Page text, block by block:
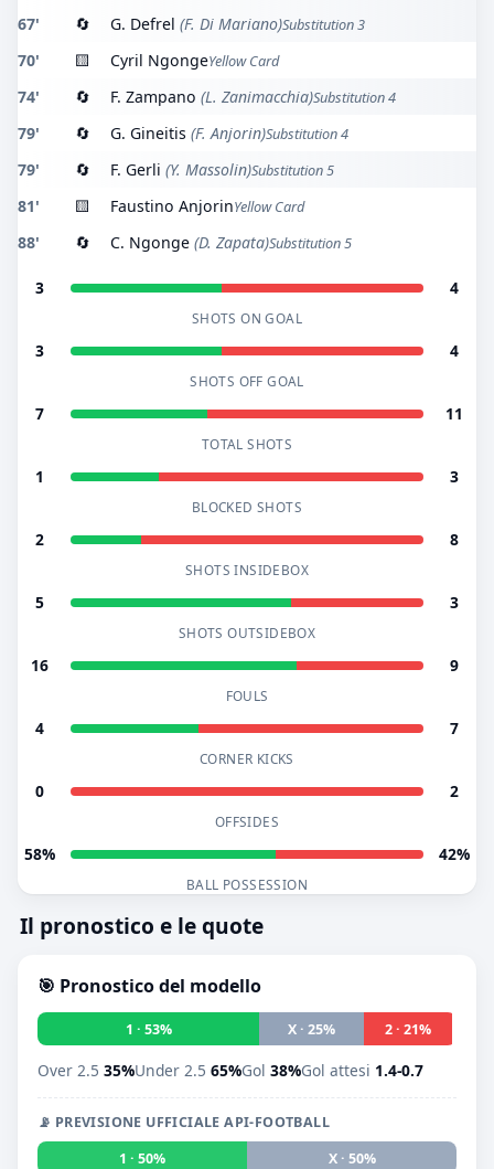
67' 🔄 G. Defrel (F. Di Mariano)Substitution 3
70' 🟨 Cyril NgongeYellow Card
74' 🔄 F. Zampano (L. Zanimacchia)Substitution 4
79' 🔄 G. Gineitis (F. Anjorin)Substitution 4
79' 🔄 F. Gerli (Y. Massolin)Substitution 5
81' 🟨 Faustino AnjorinYellow Card
88' 🔄 C. Ngonge (D. Zapata)Substitution 5
3 4
SHOTS ON GOAL
3 4
SHOTS OFF GOAL
7 11
TOTAL SHOTS
1 3
BLOCKED SHOTS
2 8
SHOTS INSIDEBOX
5 3
SHOTS OUTSIDEBOX
16 9
FOULS
4 7
CORNER KICKS
0 2
OFFSIDES
58% 42%
BALL POSSESSION
Il pronostico e le quote
🎯 Pronostico del modello
1 · 53% X · 25% 2 · 21%
Over 2.5 35%Under 2.5 65%Gol 38%Gol attesi 1.4-0.7
📡 PREVISIONE UFFICIALE API-FOOTBALL
1 · 50%
X · 50%